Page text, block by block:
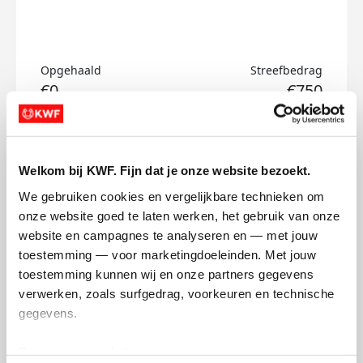
Welkom bij KWF. Fijn dat je onze website bezoekt.
We gebruiken cookies en vergelijkbare technieken om
onze website goed te laten werken, het gebruik van onze
website en campagnes te analyseren en — met jouw
toestemming — voor marketingdoeleinden. Met jouw
toestemming kunnen wij en onze partners gegevens
verwerken, zoals surfgedrag, voorkeuren en technische
gegevens.
Opgehaald
€0
Streefbedrag
€750
Doneer
Jan's badges